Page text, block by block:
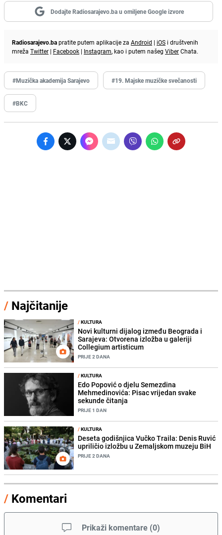
Dodajte Radiosarajevo.ba u omiljene Google izvore
Radiosarajevo.bapratite putem aplikacije za Android | iOS i društvenih
mreža Twitter | Facebook | Instagram, kao i putem našeg ViberChata.
#Muzička akademija Sarajevo #19. Majske muzičke svečanosti
#BKC
/ Najčitanije
/KULTURA
Novi kulturni dijalog između Beograda i
Sarajeva: Otvorena izložba u galeriji
Collegium artisticum
PRIJE 2 DANA
/KULTURA
Edo Popović o djelu Semezdina
Mehmedinovića: Pisac vrijedan svake
sekunde čitanja
PRIJE 1 DAN
/KULTURA
Deseta godišnjica Vučko Traila: Denis Ruvić
upriličio izložbu u Zemaljskom muzeju BiH
PRIJE 2 DANA
/ Komentari
Prikaži komentare (0)